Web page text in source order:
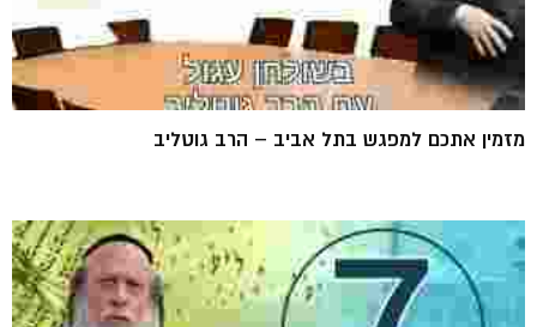
מזמין אתכם למפגש בתל אביב – הרב גוטליב